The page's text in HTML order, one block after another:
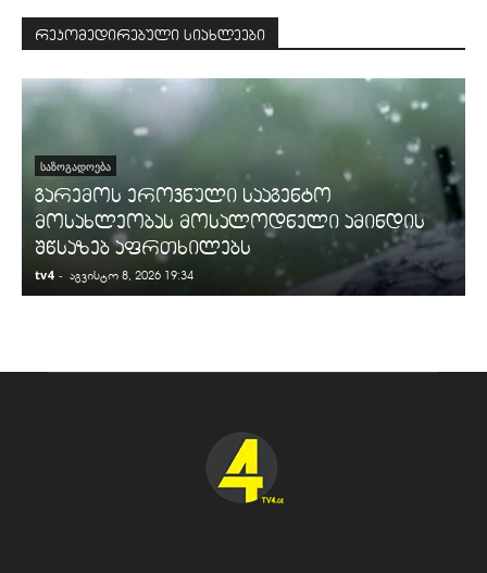
რეკომედირებული სიახლეები
ᲡᲐᲖᲝᲒᲐᲓᲝᲔᲑᲐ
გარემოს ეროვნული სააგენტო
მოსახლეობას მოსალოდნელი ამინდის
შწსაზებ აფრთხილებს
tv4 - აგვისტო 8, 2026 19:34